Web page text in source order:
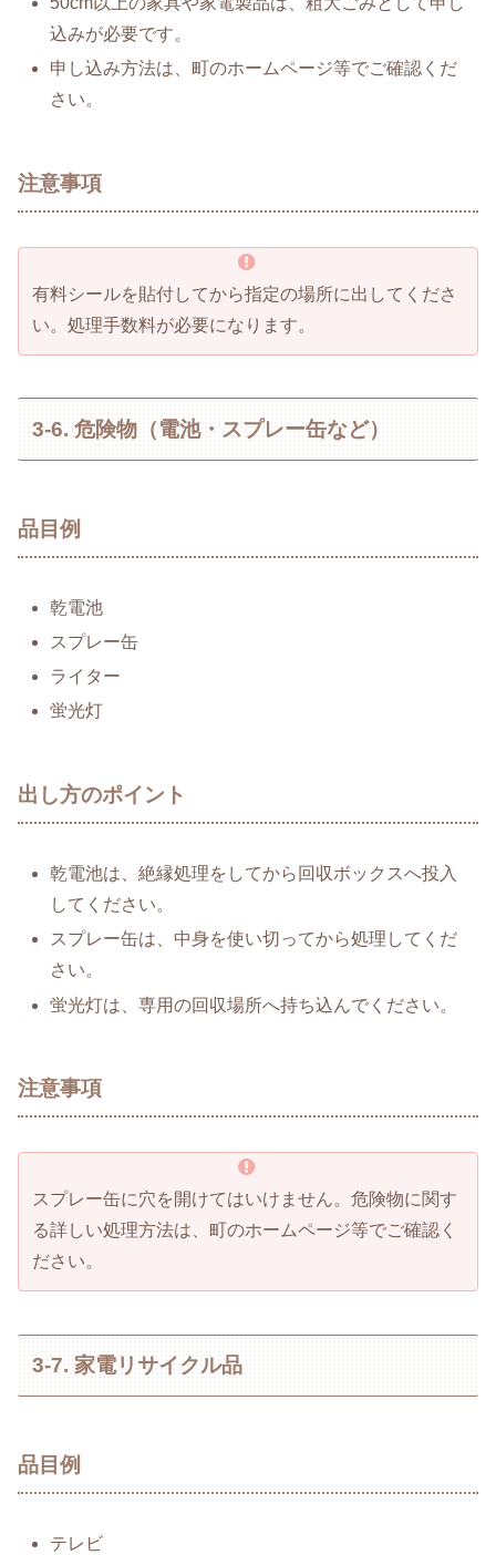
込みが必要です。
申し込み方法は、町のホームページ等でご確認くだ
さい。
注意事項
有料シールを貼付してから指定の場所に出してくださ
い。処理手数料が必要になります。
3-6. 危険物（電池・スプレー缶など）
品目例
乾電池
スプレー缶
ライター
蛍光灯
出し方のポイント
乾電池は、絶縁処理をしてから回収ボックスへ投入
してください。
スプレー缶は、中身を使い切ってから処理してくだ
さい。
蛍光灯は、専用の回収場所へ持ち込んでください。
注意事項
スプレー缶に穴を開けてはいけません。危険物に関す
る詳しい処理方法は、町のホームページ等でご確認く
ださい。
3-7. 家電リサイクル品
品目例
テレビ